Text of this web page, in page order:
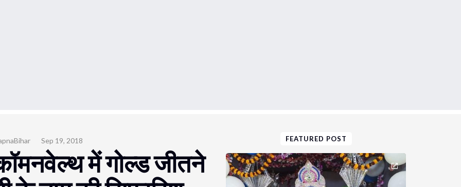
Sep 19, 2018
में गोल्ड जीतने
FEATURED POST